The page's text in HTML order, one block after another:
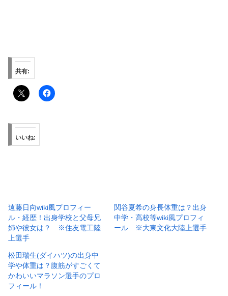
共有:
いいね:
遠藤日向wiki風プロフィー
ル・経歴！出身学校と父母兄
姉や彼女は？ ※住友電工陸
上選手
関谷夏希の身長体重は？出身
中学・高校等wiki風プロフィ
ール ※大東文化大陸上選手
松田瑞生(ダイハツ)の出身中
学や体重は？腹筋がすごくて
かわいいマラソン選手のプロ
フィール！